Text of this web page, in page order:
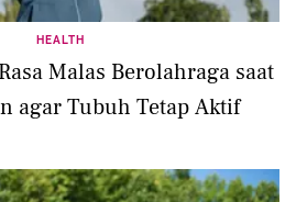
HEALTH
Malas Berolahraga saat
agar Tubuh Tetap Aktif